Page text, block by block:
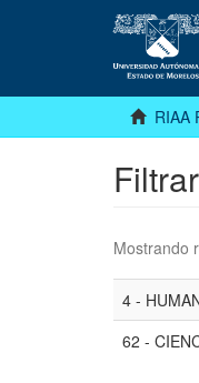
RIAA
Mostrando
4 -
62 -